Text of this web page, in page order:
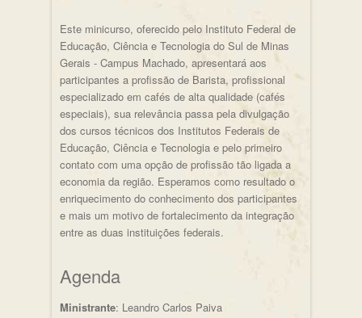
Este minicurso, oferecido pelo Instituto Federal de
Educação, Ciência e Tecnologia do Sul de Minas
Gerais - Campus Machado, apresentará aos
participantes a profissão de Barista, profissional
especializado em cafés de alta qualidade (cafés
especiais), sua relevância passa pela divulgação
dos cursos técnicos dos Institutos Federais de
Educação, Ciência e Tecnologia e pelo primeiro
contato com uma opção de profissão tão ligada a
economia da região. Esperamos como resultado o
enriquecimento do conhecimento dos participantes
e mais um motivo de fortalecimento da integração
entre as duas instituições federais.
Agenda
Ministrante: Leandro Carlos Paiva